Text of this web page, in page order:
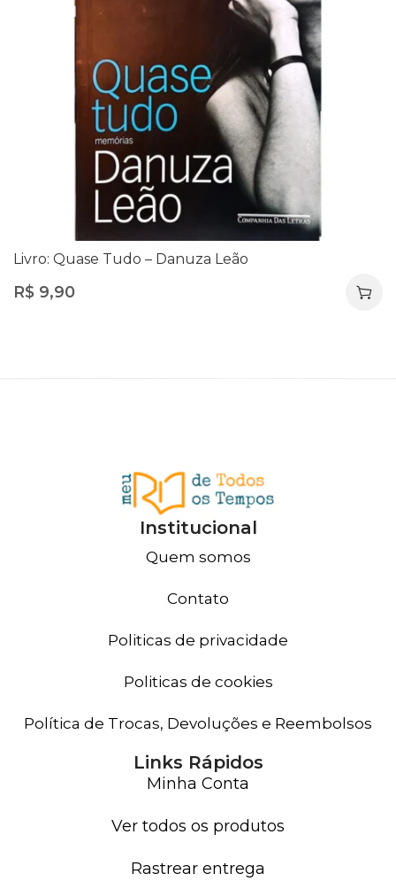
Livro: Quase Tudo – Danuza Leão
R$ 9,90
Institucional
Quem somos
Contato
Politicas de privacidade
Politicas de cookies
Política de Trocas, Devoluções e Reembolsos
Links Rápidos
Minha Conta
Ver todos os produtos
Rastrear entrega